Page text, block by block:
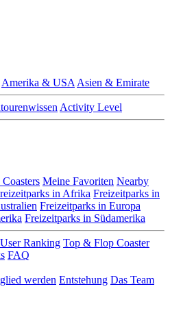
Amerika & USA Asien & Emirate
Activity Level
Meine Favoriten Nearby
in Afrika Freizeitparks in
Freizeitparks in Europa
Freizeitparks in Südamerika
User Ranking Top & Flop Coaster
FAQ
werden Entstehung Das Team